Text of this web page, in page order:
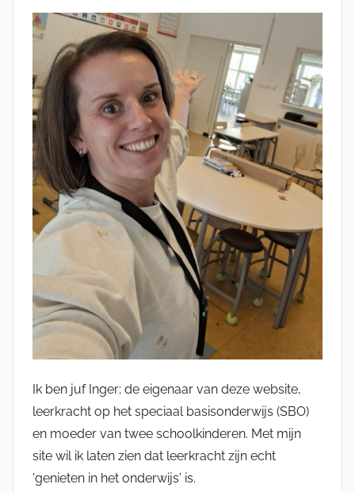
Ik ben juf Inger; de eigenaar van deze website,
leerkracht op het speciaal basisonderwijs (SBO)
en moeder van twee schoolkinderen. Met mijn
site wil ik laten zien dat leerkracht zijn echt
'genieten in het onderwijs' is.